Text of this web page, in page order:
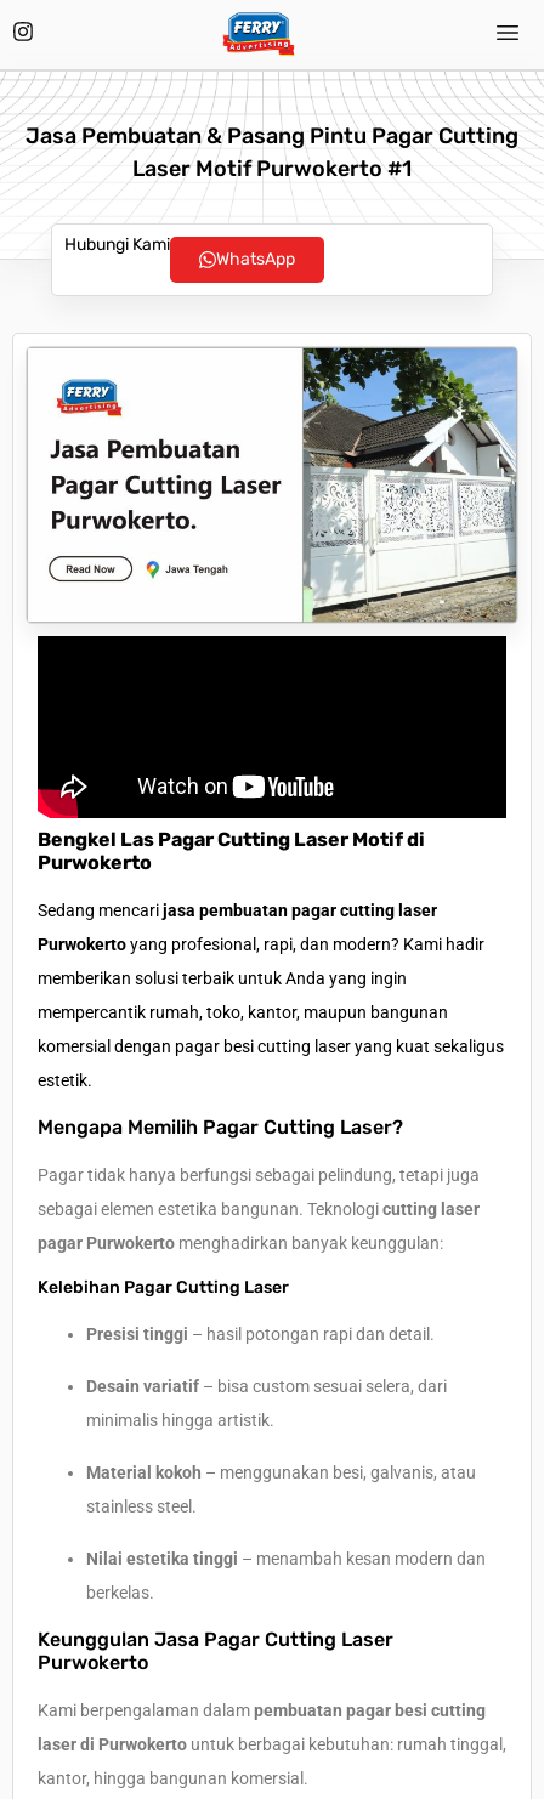
Jasa Pembuatan & Pasang Pintu Pagar Cutting
Laser Motif Purwokerto #1
Hubungi Kami
WhatsApp
Bengkel Las Pagar Cutting Laser Motif di
Purwokerto
Sedang mencarijasa pembuatan pagar cutting laser
Purwokertoyang profesional, rapi, dan modern? Kami hadir
memberikan solusi terbaik untuk Anda yang ingin
mempercantik rumah, toko, kantor, maupun bangunan
komersial dengan pagar besi cutting laser yang kuat sekaligus
estetik.
Mengapa Memilih Pagar Cutting Laser?
Pagar tidak hanya berfungsi sebagai pelindung, tetapi juga
sebagai elemen estetika bangunan. Teknologicutting laser
pagar Purwokerto menghadirkan banyak keunggulan:
Kelebihan Pagar Cutting Laser
Presisi tinggi – hasil potongan rapi dan detail.
Desain variatif – bisa custom sesuai selera, dari
minimalis hingga artistik.
Material kokoh – menggunakan besi, galvanis, atau
stainless steel.
Nilai estetika tinggi – menambah kesan modern dan
berkelas.
Keunggulan Jasa Pagar Cutting Laser
Purwokerto
Kami berpengalaman dalampembuatan pagar besi cutting
laser di Purwokerto untuk berbagai kebutuhan: rumah tinggal,
kantor, hingga bangunan komersial.